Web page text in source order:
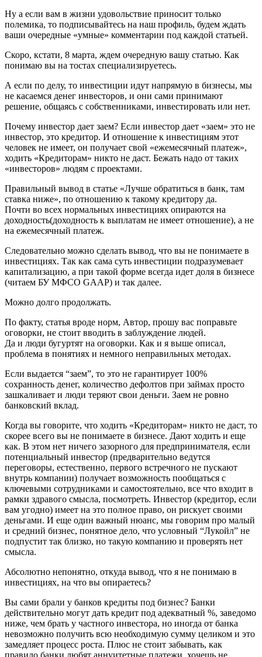
Ну а если вам в жизни удовольствие приносит только
полемика, то подписывайтесь на наш профиль, будем ждать
ваши очередные «умные» комментарии под каждой статьей.
Скоро, кстати, 8 марта, ждем очередную вашу статью. Как
понимаю вы на тостах специализируетесь.
А если по делу, то инвестиции идут напрямую в бизнесы, мы
не касаемся денег инвесторов, и они сами принимают
решение, общаясь с собственниками, инвестировать или нет.
Почему инвестор дает заем? Если инвестор дает «заем» это не
инвестор, это кредитор. И отношение к инвестициям этот
человек не имеет, он получает свой «ежемесячный платеж»,
ходить «Кредиторам» никто не даст. Бежать надо от таких
«инвесторов» людям с проектами.
Правильный вывод в статье «Лучше обратиться в банк, там
ставка ниже», по отношению к такому кредитору да.
Почти во всех нормальных инвестициях опираются на
доходность(доходность к выплатам не имеет отношение), а не
на ежемесячный платеж.
Следовательно можно сделать вывод, что вы не понимаете в
инвестициях. Так как сама суть инвестиции подразумевает
капитализацию, а при такой форме всегда идет доля в бизнесе
(читаем БУ МФСО GAAP) и так далее.
Можно долго продолжать.
По факту, статья вроде норм, Автор, прошу вас поправьте
оговорки, не стоит вводить в заблуждение людей.
Да и люди бугуртят на оговорки. Как и я выше описал,
проблема в понятиях и немного неправильных методах.
Если выдается “заем”, то это не гарантирует 100%
сохранность денег, количество дефолтов при займах просто
зашкаливает и люди теряют свои деньги. Заем не ровно
банковский вклад.
Когда вы говорите, что ходить «Кредиторам» никто не даст, то
скорее всего вы не понимаете в бизнесе. Дают ходить и еще
как. В этом нет ничего зазорного для предпринимателя, если
потенциальный инвестор (предварительно ведутся
переговоры, естественно, первого встречного не пускают
внутрь компании) получает возможность пообщаться с
ключевыми сотрудниками и самостоятельно, все что входит в
рамки здравого смысла, посмотреть. Инвестор (кредитор, если
вам угодно) имеет на это полное право, он рискует своими
деньгами. И еще один важный нюанс, мы говорим про малый
и средний бизнес, понятное дело, что условный “Лукойл” не
подпустит так близко, но такую компанию и проверять нет
смысла.
Абсолютно непонятно, откуда вывод, что я не понимаю в
инвестициях, на что вы опираетесь?
Вы сами брали у банков кредиты под бизнес? Банки
действительно могут дать кредит под адекватный %, заведомо
ниже, чем брать у частного инвестора, но иногда от банка
невозможно получить всю необходимую сумму целиком и это
замедляет процесс роста. Плюс не стоит забывать, как